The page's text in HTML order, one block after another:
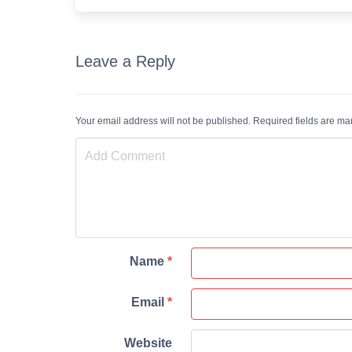
Leave a Reply
Your email address will not be published. Required fields are
Name *
Email *
Website